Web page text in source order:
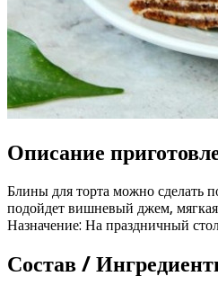
Описание
Блины для торта можно сделать
подойдет вишневый джем,
Назначение: На праздничный
Состав /